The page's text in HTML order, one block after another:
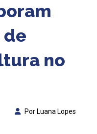
no
Por Luana Lopes